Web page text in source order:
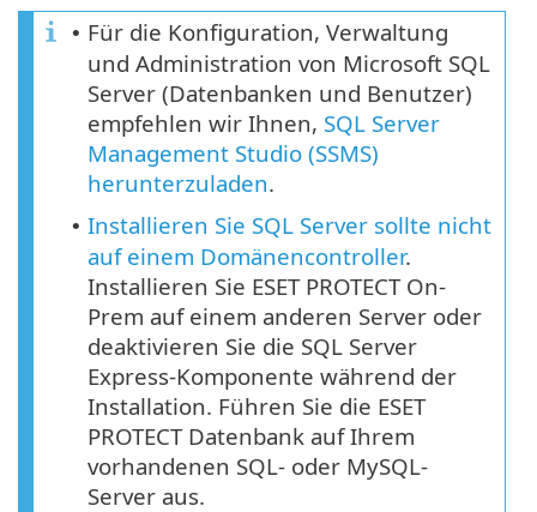
• Für die Konfiguration, Verwaltung
und Administration von Microsoft SQL
Server (Datenbanken und Benutzer)
empfehlen wir Ihnen, SQL Server
Management Studio (SSMS)
herunterzuladen.
• Installieren Sie SQL Server sollte nicht
auf einem Domänencontroller.
Installieren Sie ESET PROTECT On-
Prem auf einem anderen Server oder
deaktivieren Sie die SQL Server
Express-Komponente während der
Installation. Führen Sie die ESET
PROTECT Datenbank auf Ihrem
vorhandenen SQL- oder MySQL-
Server aus.